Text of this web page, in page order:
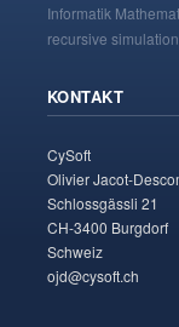
Informatik
recursive simulation
KONTAKT
CySoft
Olivier Jacot-
Schlossgässli 21
CH-3400 Burgdorf
Schweiz
ojd@cysoft.ch